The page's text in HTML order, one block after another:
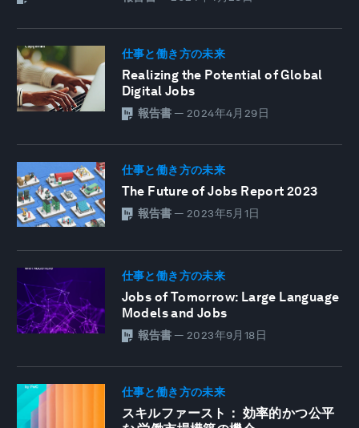
仕事と働き方の未来
Realizing the Potential of Global
Digital Jobs
報告書 — 2024年4月29日
仕事と働き方の未来
The Future of Jobs Report 2023
報告書 — 2023年5月1日
仕事と働き方の未来
Jobs of Tomorrow: Large Language
Models and Jobs
報告書 — 2023年9月18日
仕事と働き方の未来
スキルファースト： 効率的かつ公平